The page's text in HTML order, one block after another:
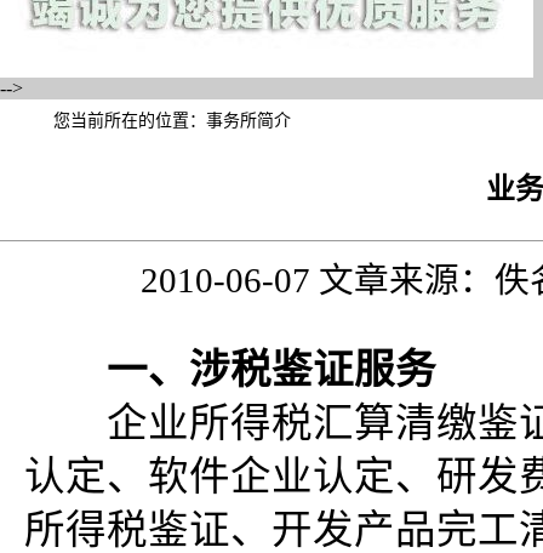
-->
您当前所在的位置： 事务所简介
业
2010-06-07 文章来源：
一、涉税鉴证服务
企业所得税汇算清缴鉴
认定、软件企业认定、研发
所得税鉴证、开发产品完工